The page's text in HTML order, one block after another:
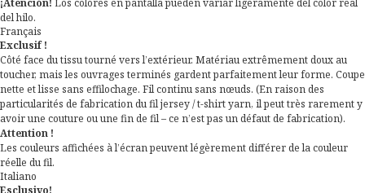
del hilo.
Français
Exclusif !
Côté face du tissu tourné vers l’extérieur. Matériau extrêmement doux au
toucher, mais les ouvrages terminés gardent parfaitement leur forme. Coupe
nette et lisse sans effilochage. Fil continu sans nœuds. (En raison des
particularités de fabrication du fil jersey / t-shirt yarn, il peut très rarement y
avoir une couture ou une fin de fil – ce n’est pas un défaut de fabrication).
Attention !
Les couleurs affichées à l’écran peuvent légèrement différer de la couleur
réelle du fil.
Italiano
Esclusivo!